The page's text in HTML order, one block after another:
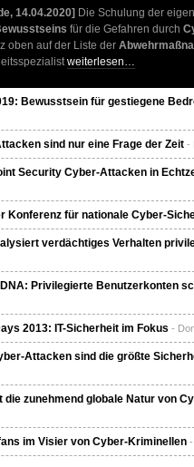
14.04.2020] Die Schulung der
für die Gefahren durch
oben auf der Liste der
weiterlesen…
Bewusstsein für gestiegene
sind nur eine Frage der Zeit -
Security Cyber-Attacken in
Konferenz für nationale Cyber-
verdächtiges Verhalten
Privilegierte Benutzerkonten
2013: IT-Sicherheit im Fokus -
Attacken sind die größte
die zunehmend globale Natur von
im Visier von Cyber-Kriminellen